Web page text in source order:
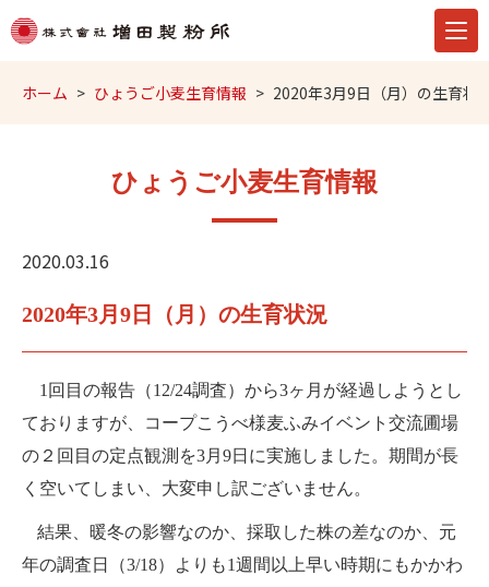
ホーム ひょうご小麦生育情報 2020年3月9日（月）の生育状
ひょうご小麦生育情報
2020.03.16
2020年3月9日（月）の生育状況
1 回目の報告（12/24調査）から3ヶ月が経過しようとし
ておりますが、コープこうべ様麦ふみイベント交流圃場
の２回目の定点観測を3月 9日に実施しました。期間が長
く空いてしまい、大変申し訳ございません。
結果、暖冬の影響なのか、採取した株の差なのか、元
年の調査日（3/18）よりも1週間以上早い時期にもかかわ